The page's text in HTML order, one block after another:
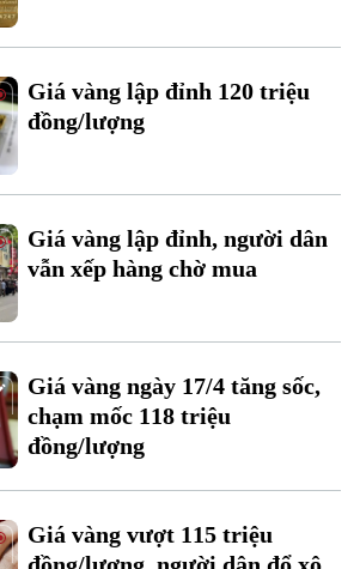
Giá vàng lập đỉnh 120 triệu
đồng/lượng
Giá vàng lập đỉnh, người dân
vẫn xếp hàng chờ mua
Giá vàng ngày 17/4 tăng sốc,
chạm mốc 118 triệu
đồng/lượng
Giá vàng vượt 115 triệu
đồng/lượng, người dân đổ xô